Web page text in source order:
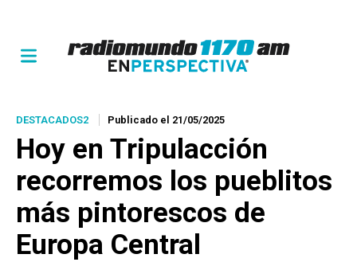
DESTACADOS2 Publicado el 21/05/2025
Hoy en Tripulacción
recorremos los pueblitos
más pintorescos de
Europa Central